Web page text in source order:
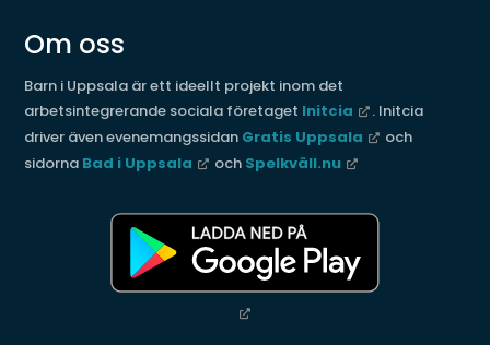
Om oss
Barn i Uppsala är ett ideellt projekt inom det
arbetsintegrerande sociala företaget Initcia
. Initcia
driver även evenemangssidan Gratis Uppsala
och
sidorna Bad i Uppsala och Spelkväll.nu